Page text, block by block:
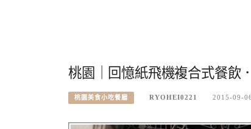
桃園｜回憶紙飛機複合式餐飲
桃園美食小吃餐廳 RYOHEI0221 2015-09-06